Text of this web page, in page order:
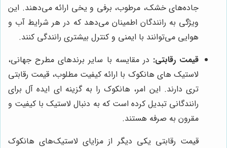
جاده‌های خشک، مرطوب، برفی و یخی ارائه می‌دهند. این
ویژگی به رانندگان اطمینان می‌دهد که در هر شرایط آب و
هوایی می‌توانند با ایمنی و کنترل بیشتری رانندگی کنند.
قیمت رقابتی: در مقایسه با سایر برندهای مطرح جهانی،
لاستیک های هانکوک با ارائه کیفیت مطلوب، قیمت رقابتی
تری دارند. این امر، هانکوک را به گزینه ای ایده آل برای
رانندگانی تبدیل کرده است که به دنبال لاستیک با کیفیت و
مقرون به صرفه هستند.
قیمت رقابتی یکی دیگر از مزایای لاستیک‌های هانکوک